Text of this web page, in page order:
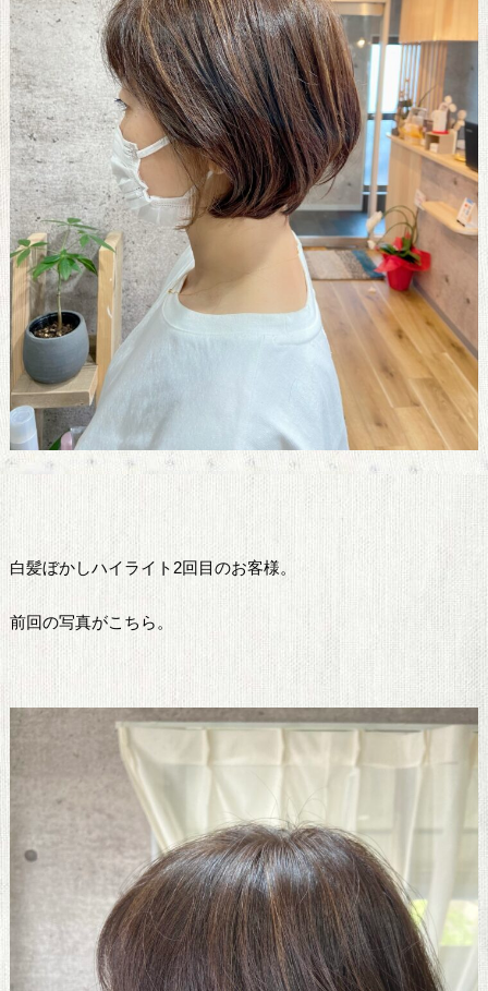
白髪ぼかしハイライト2回目のお客様。
前回の写真がこちら。